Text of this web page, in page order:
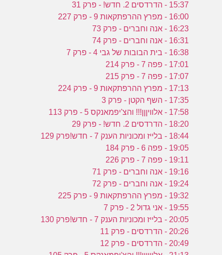
15:37 - הדרדסים 2. חדש! - פרק 31
16:00 - מפרץ ההרפתקאות 9 - פרק 227
16:23 - אנה וחברים - פרק 73
16:31 - אנה וחברים - פרק 74
16:38 - בית הבובות של גבי 4 - פרק 7
17:01 - פפה 7 - פרק 214
17:07 - פפה 7 - פרק 215
17:13 - מפרץ ההרפתקאות 9 - פרק 224
17:35 - השף הקטן - פרק 3
17:58 - אלוויןןן!!! והצ'יפמאנקס 5 - פרק 113
18:20 - הדרדסים 2. חדש! - פרק 29
18:44 - בלייז ומכוניות הענק 7 - חדש!פרק 129
19:05 - פפה 6 - פרק 184
19:11 - פפה 7 - פרק 226
19:16 - אנה וחברים - פרק 71
19:24 - אנה וחברים - פרק 72
19:32 - מפרץ ההרפתקאות 9 - פרק 225
19:55 - אני גדול 2 - פרק 7
20:05 - בלייז ומכוניות הענק 7 - חדש!פרק 130
20:26 - הדרדסים - פרק 11
20:49 - הדרדסים - פרק 12